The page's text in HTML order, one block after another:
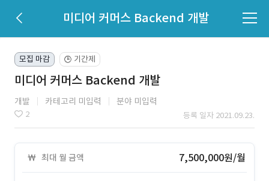
미디어 커머스 Backend 개발
모집 마감 🕒 기간제
미디어 커머스 Backend 개발
개발 카테고리 미입력 분야 미입력
2 등록 일자 2021.09.23.
최대 월 금액 7,500,000원/월